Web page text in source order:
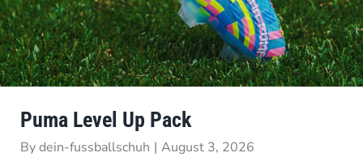
Puma Level Up Pack
Bydein-fussballschuh | August 3, 2026